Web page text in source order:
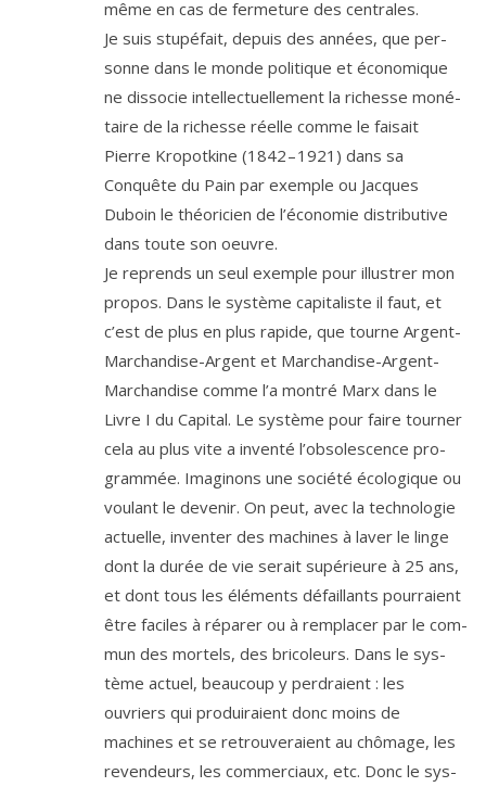
même en cas de fer­me­ture des centrales.
Je suis stu­pé­fait, depuis des années, que per­
sonne dans le monde poli­tique et éco­no­mique
ne dis­so­cie intel­lec­tuel­le­ment la richesse moné­
taire de la richesse réelle comme le fai­sait
Pierre Kropotkine (1842–1921 ) dans sa
Conquête du Pain par exemple ou Jacques
Duboin le théo­ri­cien de l’é­co­no­mie dis­tri­bu­tive
dans toute son oeuvre.
Je reprends un seul exemple pour illus­trer mon
pro­pos. Dans le sys­tème capi­ta­liste il faut, et
c’est de plus en plus rapide, que tourne Argent-
Marchandise-Argent et Marchandise-Argent-
Marchandise comme l’a mon­tré Marx dans le
Livre I du Capital. Le sys­tème pour faire tour­ner
cela au plus vite a inven­té l’ob­so­les­cence pro­
gram­mée. Imaginons une socié­té éco­lo­gique ou
vou­lant le deve­nir. On peut, avec la tech­no­lo­gie
actuelle, inven­ter des machines à laver le linge
dont la durée de vie serait supé­rieure à 25 ans,
et dont tous les élé­ments défaillants pour­raient
être faciles à répa­rer ou à rem­pla­cer par le com­
mun des mor­tels, des bri­co­leurs. Dans le sys­
tème actuel, beau­coup y per­draient : les
ouvriers qui pro­dui­raient donc moins de
machines et se retrou­ve­raient au chô­mage, les
reven­deurs, les com­mer­ciaux, etc. Donc le sys­